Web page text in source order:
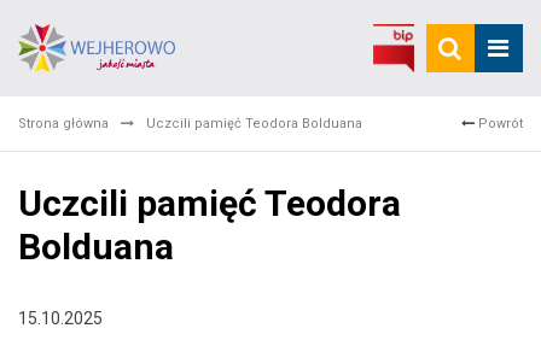
Strona główna Uczcili pamięć Teodora Bolduana Powrót
Uczcili pamięć Teodora
Bolduana
15.10.2025